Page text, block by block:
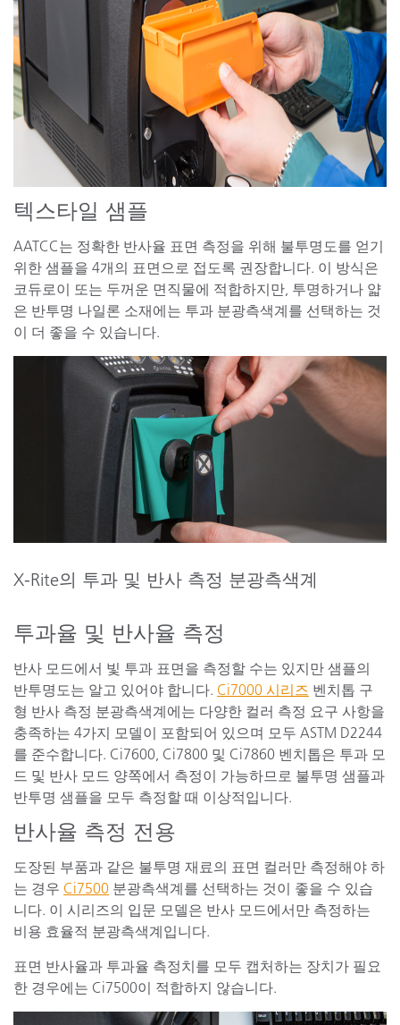
텍스타일 샘플
AATCC는 정확한 반사율 표면 측정을 위해 불투명도를 얻기
위한 샘플을 4개의 표면으로 접도록 권장합니다. 이 방식은
코듀로이 또는 두꺼운 면직물에 적합하지만, 투명하거나 얇
은 반투명 나일론 소재에는 투과 분광측색계를 선택하는 것
이 더 좋을 수 있습니다.
X-Rite의 투과 및 반사 측정 분광측색계
투과율 및 반사율 측정
반사 모드에서 빛 투과 표면을 측정할 수는 있지만 샘플의
반투명도는 알고 있어야 합니다. Ci7000 시리즈 벤치톱 구
형 반사 측정 분광측색계에는 다양한 컬러 측정 요구 사항을
충족하는 4가지 모델이 포함되어 있으며 모두 ASTM D2244
를 준수합니다. Ci7600, Ci7800 및 Ci7860 벤치톱은 투과 모
드 및 반사 모드 양쪽에서 측정이 가능하므로 불투명 샘플과
반투명 샘플을 모두 측정할 때 이상적입니다.
반사율 측정 전용
도장된 부품과 같은 불투명 재료의 표면 컬러만 측정해야 하
는 경우 Ci7500 분광측색계를 선택하는 것이 좋을 수 있습
니다. 이 시리즈의 입문 모델은 반사 모드에서만 측정하는
비용 효율적 분광측색계입니다.
표면 반사율과 투과율 측정치를 모두 캡처하는 장치가 필요
한 경우에는 Ci7500이 적합하지 않습니다.